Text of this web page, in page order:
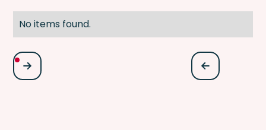
No items found.